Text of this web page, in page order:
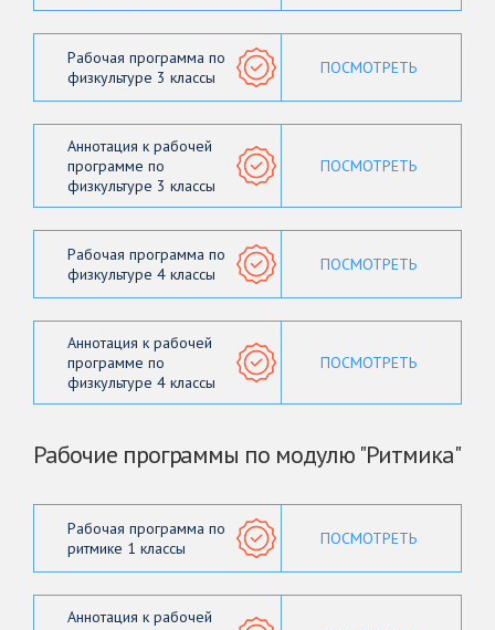
Рабочая программа по
физкультуре 3 классы
ПОСМОТРЕТЬ
Аннотация к рабочей
программе по
физкультуре 3 классы
ПОСМОТРЕТЬ
Рабочая программа по
физкультуре 4 классы
ПОСМОТРЕТЬ
Аннотация к рабочей
программе по
физкультуре 4 классы
ПОСМОТРЕТЬ
Рабочие программы по модулю "Ритмика"
Рабочая программа по
ритмике 1 классы
ПОСМОТРЕТЬ
Аннотация к рабочей